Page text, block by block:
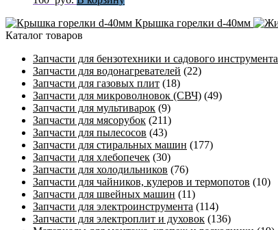
Крышка горелки d-40мм
Каталог товаров
Запчасти для бензотехники и садового инструмента
Запчасти для водонагревателей (22)
Запчасти для газовых плит (18)
Запчасти для микроволновок (СВЧ) (49)
Запчасти для мультиварок (9)
Запчасти для мясорубок (211)
Запчасти для пылесосов (43)
Запчасти для стиральных машин (177)
Запчасти для хлебопечек (30)
Запчасти для холодильников (76)
Запчасти для чайников, кулеров и термопотов (10)
Запчасти для швейных машин (11)
Запчасти для электроинструмента (114)
Запчасти для электроплит и духовок (136)